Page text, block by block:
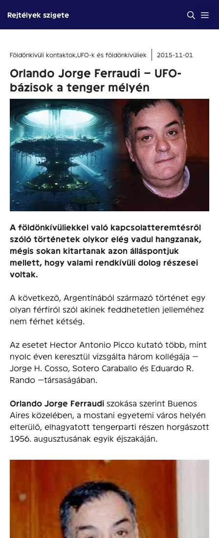
tartalomba
Rejtélyek szigete
Földönkívüli kontaktok,UFO-k és földönkívüliek 2015-11-01
Orlando Jorge Ferraudi – UFO-
bázisok a tenger mélyén
A földönkívüliekkel való kapcsolatteremtésről
szóló történetek olykor elég vadul hangzanak,
mégis sokan kitartanak azon álláspontjuk
mellett, hogy valami rendkívüli dolog részesei
voltak.
A következő, Argentínából származó történet egy
olyan férfiról szól akinek feddhetetlen jelleméhez
nem férhet kétség.
Az esetet Hector Antonio Picco kutató több, mint
nyolc éven keresztül vizsgálta három kollégája —
Jorge H. Cosso, Sotero Caraballo és Eduardo R.
Rando —társaságában.
Orlando Jorge Ferraudi szokása szerint Buenos
Aires közelében, a mostani egyetemi város helyén
elterülő, elhagyatott tengerparti részen horgászott
1956. augusztusának egyik éjszakáján.